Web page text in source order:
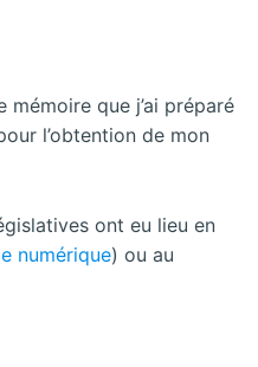
mémoire que j’ai préparé
l’obtention de mon
ont eu lieu en
numérique) ou au